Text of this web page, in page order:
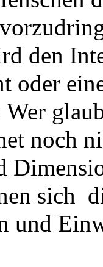
den
oder
noch
sich
und